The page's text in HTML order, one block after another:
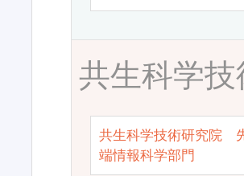
共生科学
共生科学技術研究院
端情報科学部門